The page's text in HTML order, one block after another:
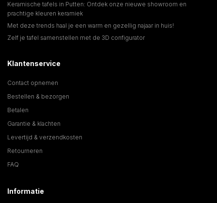
Keramische tafels in Putten: Ontdek onze nieuwe showroom en
prachtige kleuren keramiek
Met deze trends haal je een warm en gezellig najaar in huis!
Zelf je tafel samenstellen met de 3D configurator
Klantenservice
Contact opnemen
Bestellen & bezorgen
Betalen
Garantie & klachten
Levertijd & verzendkosten
Retourneren
FAQ
Informatie